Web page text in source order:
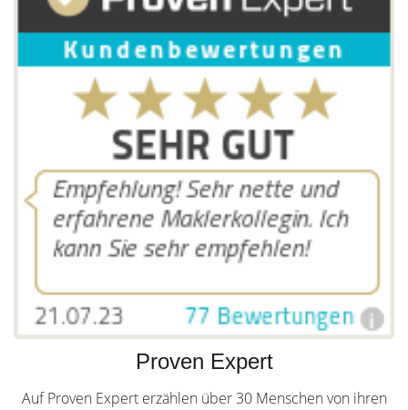
Proven Expert
Auf Proven Expert erzählen über 30 Menschen von ihren